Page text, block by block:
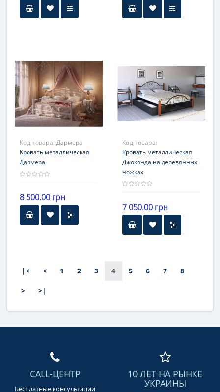
Код товара: Дармера
Кровать металлическая
Дармера
8 500.00 грн
Код товара:
Металлдизайн
Кровать металлическая
Джоконда на деревянных
ножках
7 050.00 грн
12 месяцев
|< < 1 2 3 4 5 6 7 8
> >|
CALL-ЦЕНТР
Бесплатные консультации
10 ЛЕТ НА РЫНКЕ
УКРАИНЫ